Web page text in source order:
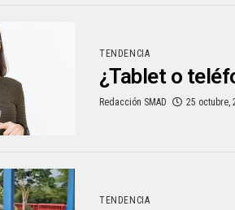
TENDENCIA
¿Tablet o
Redacción SMAD 25 octubre,
TENDENCIA